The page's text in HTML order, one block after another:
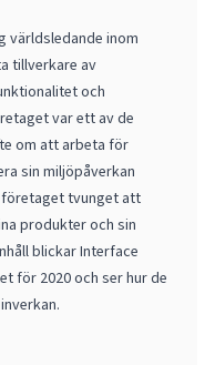
världsledande inom
tillverkare av
och
var ett av de
om att arbeta för
sin miljöpåverkan
företaget tvunget att
produkter och sin
blickar Interface
för 2020 och ser hur de